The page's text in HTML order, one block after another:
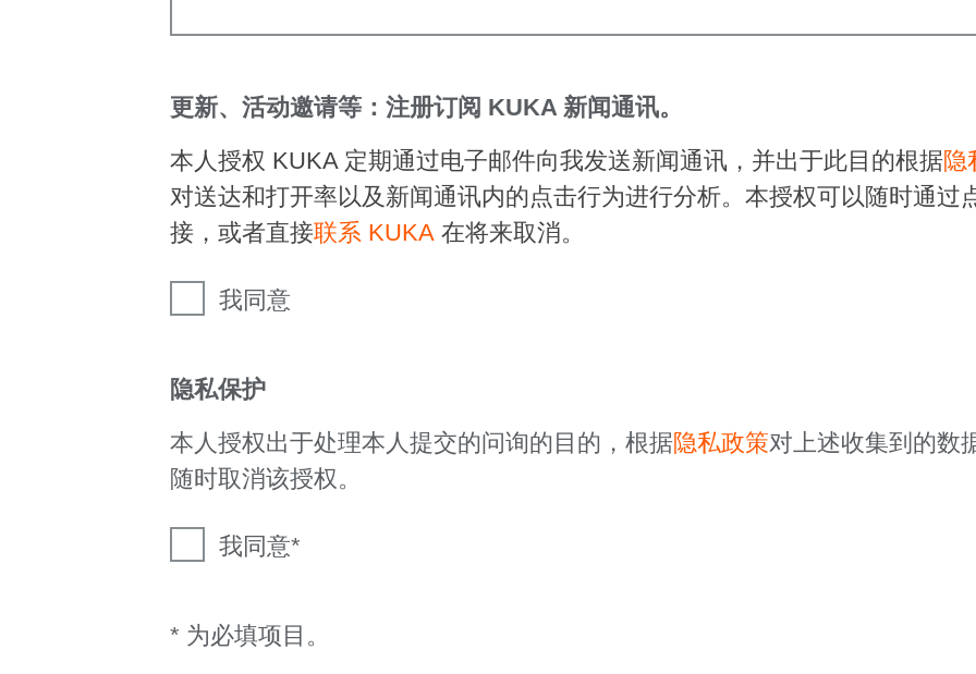
更新、活动邀请等：注册订阅 KUKA 新闻通讯。
本人授权 KUKA 定期通过电子邮件向我发送新闻通讯，并出于此目的根据隐
对送达和打开率以及新闻通讯内的点击行为进行分析。本授权可以随时通过
接，或者直接联系 KUKA在将来取消。
我同意
隐私保护
本人授权出于处理本人提交的问询的目的，根据隐私政策对上述收集到的数
随时取消该授权。
我同意
* 为必填项目。